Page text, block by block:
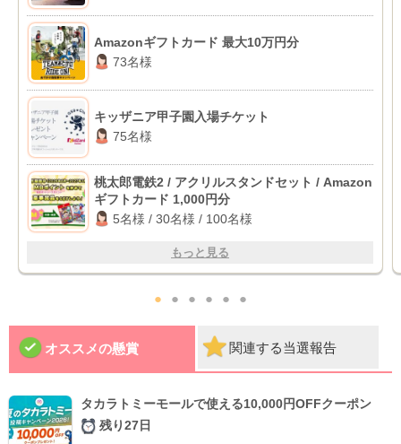
Amazonギフトカード 最大10万円分
73名様
キッザニア甲子園入場チケット
75名様
桃太郎電鉄2 / アクリルスタンドセット / Amazon
ギフトカード 1,000円分
5名様 / 30名様 / 100名様
もっと見る
● ● ● ● ● ●
オススメの懸賞 関連する当選報告
タカラトミーモールで使える10,000円OFFクーポン
残り27日